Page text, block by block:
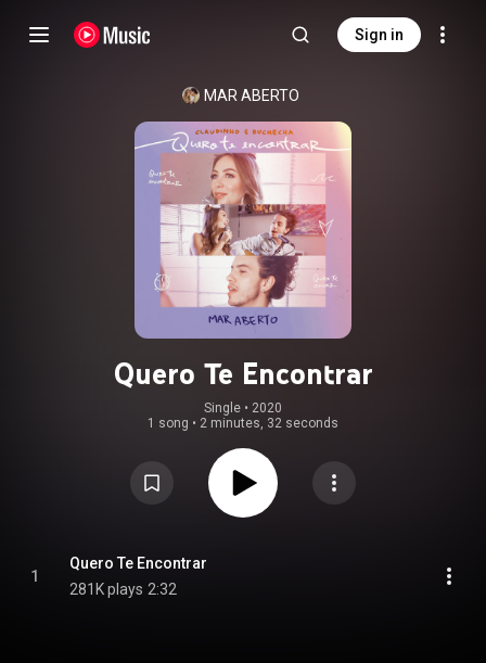
Sign in
MAR ABERTO
Quero Te Encontrar
Single • 2020
1 song • 2 minutes, 32 seconds
1
Quero Te Encontrar
281K plays 2:32